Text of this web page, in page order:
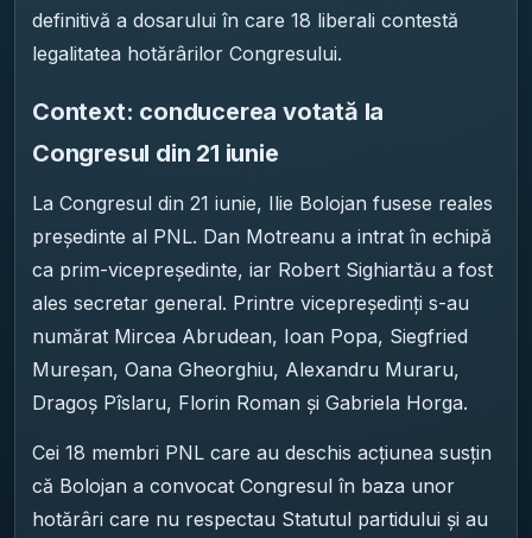
definitivă a dosarului în care 18 liberali contestă
legalitatea hotărârilor Congresului.
Context: conducerea votată la
Congresul din 21 iunie
La Congresul din 21 iunie, Ilie Bolojan fusese reales
președinte al PNL. Dan Motreanu a intrat în echipă
ca prim-vicepreședinte, iar Robert Sighiartău a fost
ales secretar general. Printre vicepreședinți s-au
numărat Mircea Abrudean, Ioan Popa, Siegfried
Mureșan, Oana Gheorghiu, Alexandru Muraru,
Dragoș Pîslaru, Florin Roman și Gabriela Horga.
Cei 18 membri PNL care au deschis acțiunea susțin
că Bolojan a convocat Congresul în baza unor
hotărâri care nu respectau Statutul partidului și au